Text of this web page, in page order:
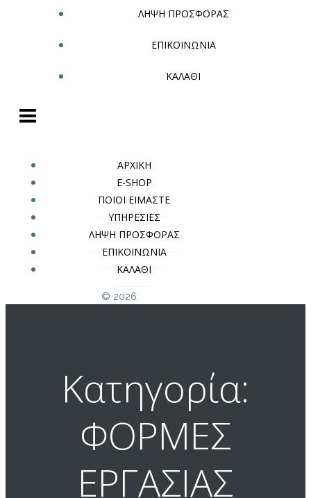
ΛΗΨΗ ΠΡΟΣΦΟΡΑΣ
ΕΠΙΚΟΙΝΩΝΙΑ
ΚΑΛΑΘΙ
ΑΡΧΙΚΗ
E-SHOP
ΠΟΙΟΙ ΕΙΜΑΣΤΕ
ΥΠΗΡΕΣΙΕΣ
ΛΗΨΗ ΠΡΟΣΦΟΡΑΣ
ΕΠΙΚΟΙΝΩΝΙΑ
ΚΑΛΑΘΙ
© 2026.
Κατηγορία:
ΦΟΡΜΕΣ
ΕΡΓΑΣΙΑΣ